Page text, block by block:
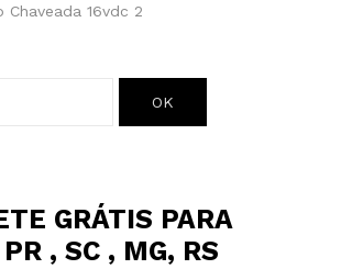
Chaveada 16vdc 2
OK
GRÁTIS PARA
PR , SC , MG, RS